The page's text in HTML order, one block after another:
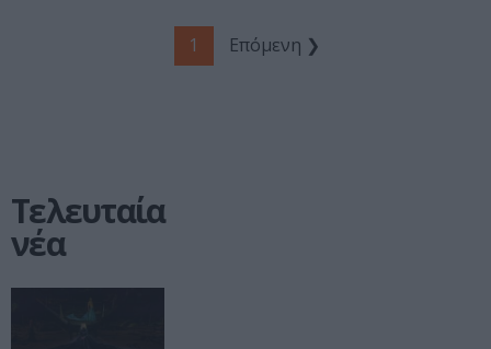
1 Επόμενη ❯
Τελευταία
νέα